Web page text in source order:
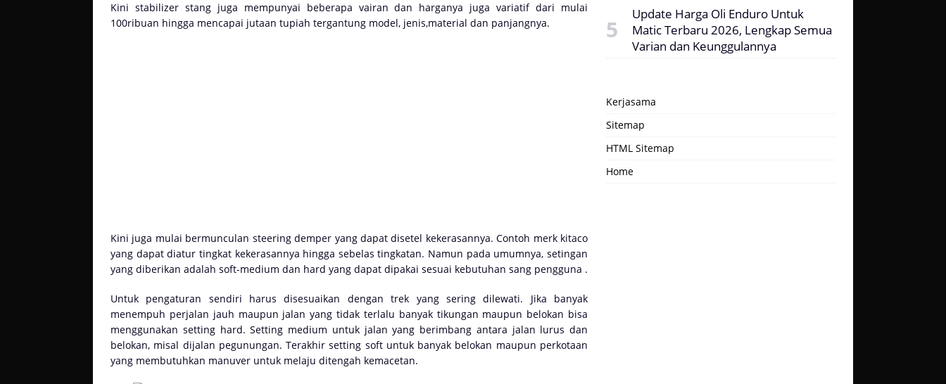
Kini stabilizer stang juga mempunyai beberapa vairan dan harganya juga variatif dari mulai
100ribuan hingga mencapai jutaan tupiah tergantung model, jenis,material dan panjangnya.
Kini juga mulai bermunculan steering demper yang dapat disetel kekerasannya. Contoh merk kitaco
yang dapat diatur tingkat kekerasannya hingga sebelas tingkatan. Namun pada umumnya, setingan
yang diberikan adalah soft-medium dan hard yang dapat dipakai sesuai kebutuhan sang pengguna .
Untuk pengaturan sendiri harus disesuaikan dengan trek yang sering dilewati. Jika banyak
menempuh perjalan jauh maupun jalan yang tidak terlalu banyak tikungan maupun belokan bisa
menggunakan setting hard. Setting medium untuk jalan yang berimbang antara jalan lurus dan
belokan, misal dijalan pegunungan. Terakhir setting soft untuk banyak belokan maupun perkotaan
yang membutuhkan manuver untuk melaju ditengah kemacetan.
Update Harga Oli Enduro Untuk
Matic Terbaru 2026, Lengkap Semua
Varian dan Keunggulannya
Kerjasama
Sitemap
HTML Sitemap
Home